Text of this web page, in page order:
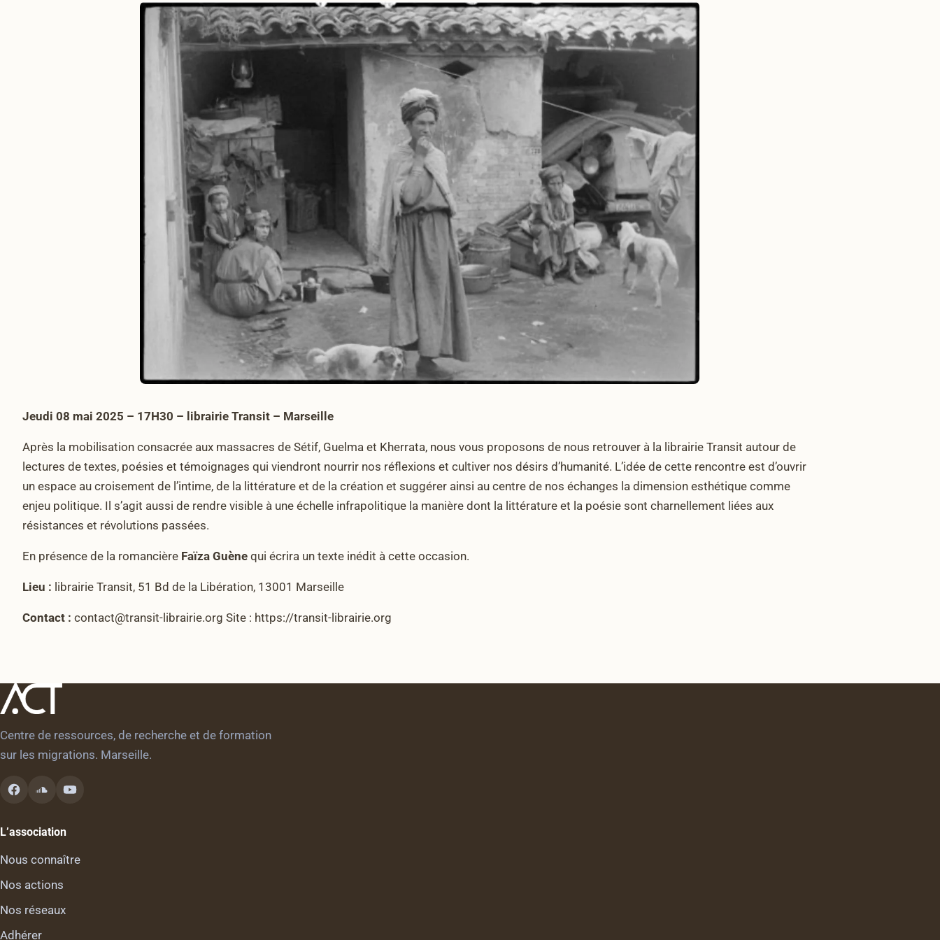
Jeudi 08 mai 2025 – 17H30 – librairie Transit – Marseille
Après la mobilisation consacrée aux massacres de Sétif, Guelma et Kherrata, nous vous proposons de nous retrouver à la librairie Transit autour de
lectures de textes, poésies et témoignages qui viendront nourrir nos réflexions et cultiver nos désirs d’humanité. L’idée de cette rencontre est d’ouvrir
un espace au croisement de l’intime, de la littérature et de la création et suggérer ainsi au centre de nos échanges la dimension esthétique comme
enjeu politique. Il s’agit aussi de rendre visible à une échelle infrapolitique la manière dont la littérature et la poésie sont charnellement liées aux
résistances et révolutions passées.
En présence de la romancière Faïza Guène qui écrira un texte inédit à cette occasion.
Lieu : librairie Transit, 51 Bd de la Libération, 13001 Marseille
Contact : contact@transit-librairie.org Site : https://transit-librairie.org
Centre de ressources, de recherche et de formation
sur les migrations. Marseille.
L’association
Nous connaître
Nos actions
Nos réseaux
Adhérer